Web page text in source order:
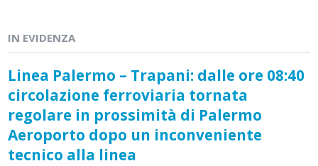
IN EVIDENZA
Linea Palermo – Trapani: dalle ore 08:40
circolazione ferroviaria tornata
regolare in prossimità di Palermo
Aeroporto dopo un inconveniente
tecnico alla linea